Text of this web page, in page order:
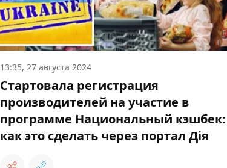
13:35, 27 августа 2024
Стартовала регистрация
производителей на участие в
программе Национальный кэшбек:
как это сделать через портал Дія